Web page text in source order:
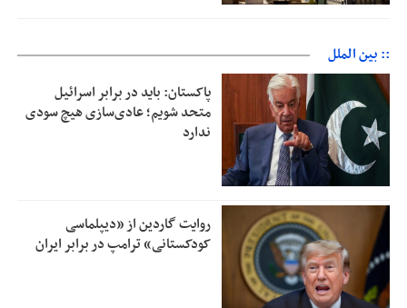
:: بین الملل
پاکستان: باید در برابر اسرائیل
متحد شویم؛ عادی‌سازی هیچ سودی
ندارد
روایت گاردین از «دیپلماسی
کودکستانی» ترامپ در برابر ایران